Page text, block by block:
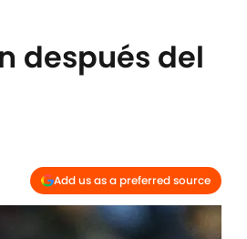
después del
Add us as a preferred source